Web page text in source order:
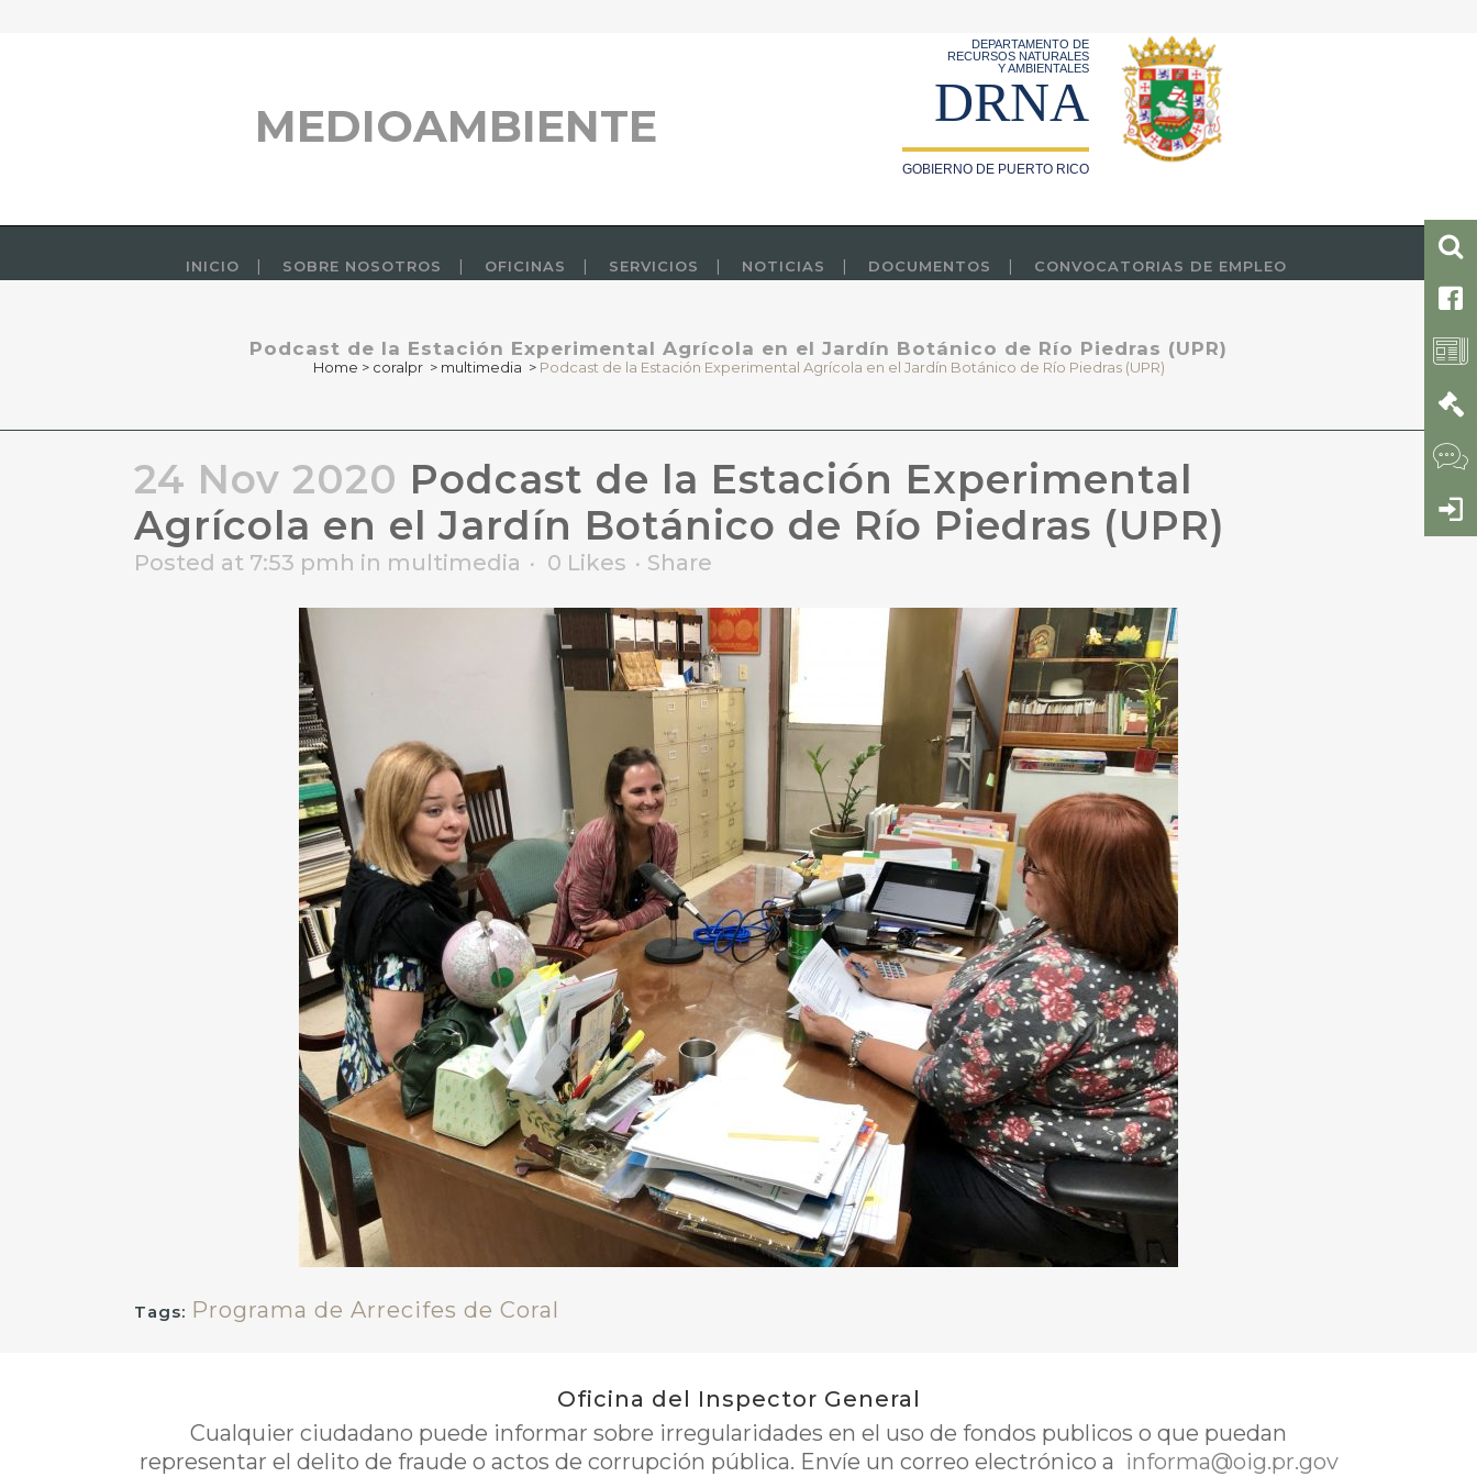
MEDIOAMBIENTE
DEPARTAMENTO DE
RECURSOS NATURALES
Y AMBIENTALES
DRNA
GOBIERNO DE PUERTO RICO
INICIO SOBRE NOSOTROS OFICINAS SERVICIOS NOTICIAS DOCUMENTOS CONVOCATORIAS DE EMPLEO
Podcast de la Estación Experimental Agrícola en el Jardín Botánico de Río Piedras (UPR)
Home > coralpr > multimedia > Podcast de la Estación Experimental Agrícola en el Jardín Botánico de Río Piedras (UPR)
24 Nov 2020 Podcast de la Estación Experimental
Agrícola en el Jardín Botánico de Río Piedras (UPR)
Posted at 7:53 pmh in multimedia 0 Likes Share
Tags: Programa de Arrecifes de Coral
Oficina del Inspector General
Cualquier ciudadano puede informar sobre irregularidades en el uso de fondos publicos o que puedan
representar el delito de fraude o actos de corrupción pública. Envíe un correo electrónico a informa@oig.pr.gov